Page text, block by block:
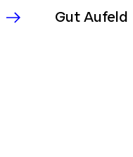
Gut Aufeld